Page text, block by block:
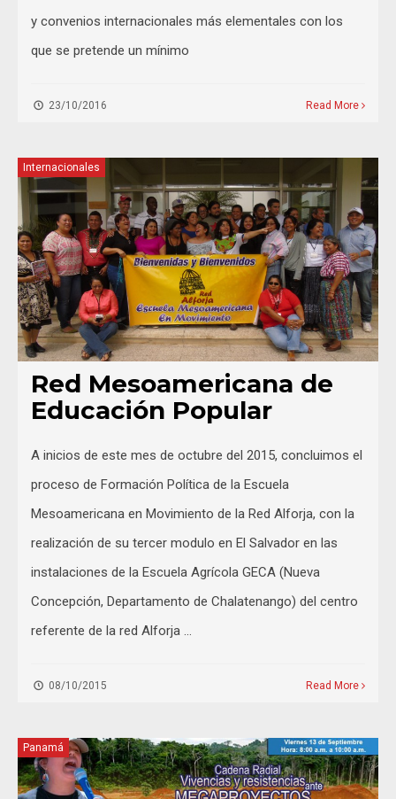
y convenios internacionales más elementales con los
que se pretende un mínimo
23/10/2016 Read More
Internacionales
Red Mesoamericana de
Educación Popular
A inicios de este mes de octubre del 2015, concluimos el
proceso de Formación Política de la Escuela
Mesoamericana en Movimiento de la Red Alforja, con la
realización de su tercer modulo en El Salvador en las
instalaciones de la Escuela Agrícola GECA (Nueva
Concepción, Departamento de Chalatenango) del centro
referente de la red Alforja …
08/10/2015 Read More
Panamá